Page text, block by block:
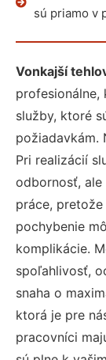
sú priamo v
Vonkajší
profesionálne,
služby, ktoré
požiadavkám.
Pri realizácií
odbornosť, ale
práce,
pochybenie
komplikácie.
spoľahlivosť,
snaha o
ktorá je pre
pracovníci